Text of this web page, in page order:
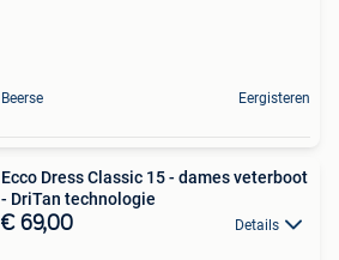
Beerse Eergisteren
Ecco Dress Classic 15 - dames veterboot
- DriTan technologie
€ 69,00 Details